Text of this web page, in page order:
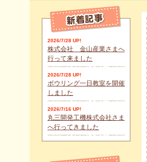
2026/7/28 UP!
株式会社 金山産業さまへ
行って来ました
2026/7/28 UP!
ボウリング一日教室を開催
しました
2026/7/16 UP!
丸三開発工機株式会社さま
へ行ってきました